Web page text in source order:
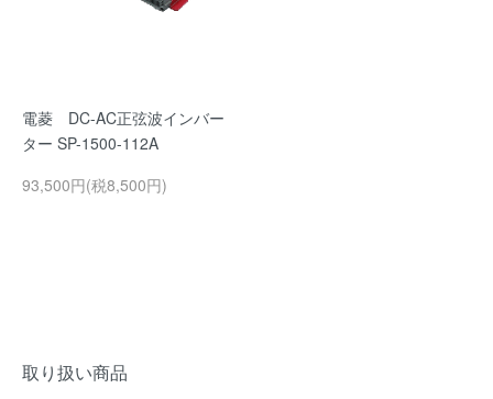
電菱 DC-AC正弦波インバー
ター SP-1500-112A
93,500円(税8,500円)
取り扱い商品